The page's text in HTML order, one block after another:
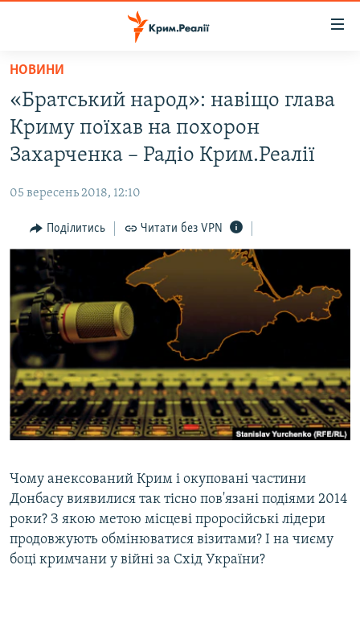
Перейти
основного
матеріалу
Перейти
до
основної
навігації
Перейти
до
пошуку
ВОДА.КРИМ
ВІДЕО ТА ФОТО
БЛОГИ
ПОГЛЯД
ІНТЕРВ'Ю
ВСЕ ЗА ДЕНЬ
СПЕЦПРОЕКТИ
ДЕПОРТАЦІЯ
ВІДЕОУРОКИ «ELIFBE»
СВІДЧЕННЯ ОКУПАЦІЇ
УКРАЇНСЬКА ПРОБЛЕМА КРИМУ
ЯК ОБІЙТИ БЛОКУВАННЯ
Русский
Qırımtatar
Усі сайти RFE/RL
НОВИНИ
«Братський народ»: навіщо глава
Криму поїхав на похорон
Захарченка – Радіо Крим.Реалії
05 вересень 2018, 12:10
Поділитись Читати без VPN
Чому анексований Крим і окуповані частини
Донбасу виявилися так тісно пов'язані подіями 2014
роки? З якою метою місцеві проросійські лідери
продовжують обмінюватися візитами? І на чиєму
боці кримчани у війні за Схід України?